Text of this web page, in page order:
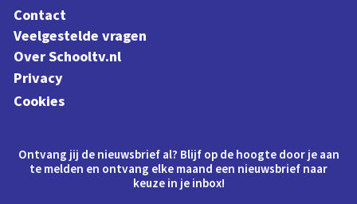
Contact
Veelgestelde vragen
Over Schooltv.nl
Privacy
Cookies
Ontvang jij de nieuwsbrief al? Blijf op de hoogte door je aan
te melden en ontvang elke maand een nieuwsbrief naar
keuze in je inbox!